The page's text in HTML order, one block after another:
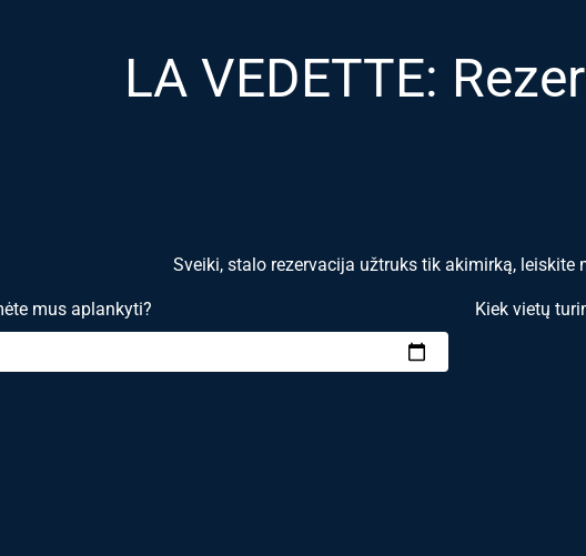
LA VEDETTE:
Sveiki, stalo rezervacija užtruks tik akimirką, leiskite
mus aplankyti? Kiek vietų